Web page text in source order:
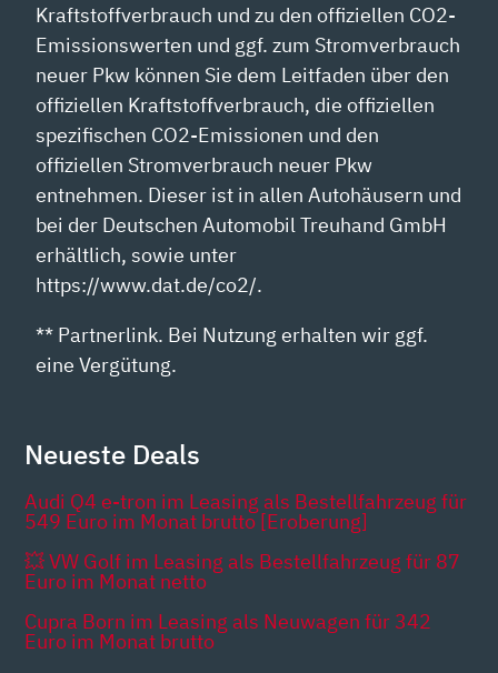
Kraftstoffverbrauch und zu den offiziellen CO2-
Emissionswerten und ggf. zum Stromverbrauch
neuer Pkw können Sie dem Leitfaden über den
offiziellen Kraftstoffverbrauch, die offiziellen
spezifischen CO2-Emissionen und den
offiziellen Stromverbrauch neuer Pkw
entnehmen. Dieser ist in allen Autohäusern und
bei der Deutschen Automobil Treuhand GmbH
erhältlich, sowie unter
https://www.dat.de/co2/.
** Partnerlink. Bei Nutzung erhalten wir ggf.
eine Vergütung.
Neueste Deals
Audi Q4 e-tron im Leasing als Bestellfahrzeug für
549 Euro im Monat brutto [Eroberung]
💥 VW Golf im Leasing als Bestellfahrzeug für 87
Euro im Monat netto
Cupra Born im Leasing als Neuwagen für 342
Euro im Monat brutto